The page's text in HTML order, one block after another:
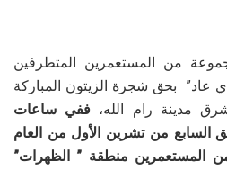
من المستعمرين المتطرفين
عاد” بحق شجرة الزيتون المباركة
مدينة رام الله، ففي ساعات
السابع من تشرين الأول من العام
من المستعمرين منطقة ” الظهرات”